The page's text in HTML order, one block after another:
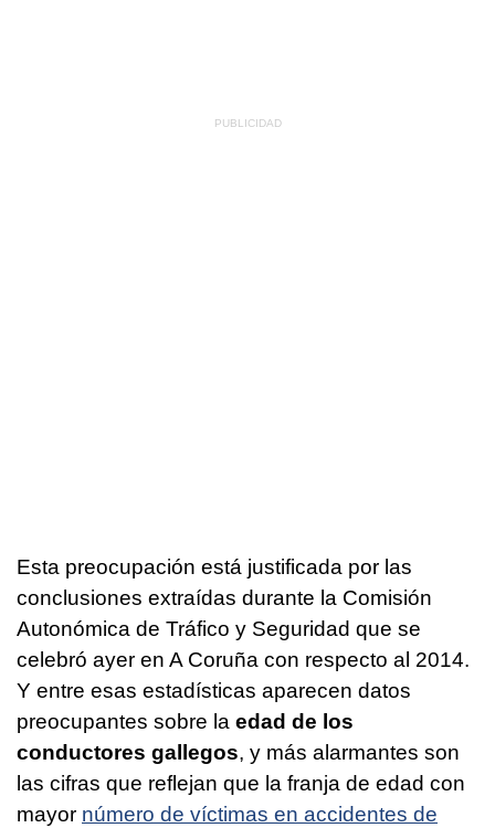
Esta preocupación está justificada por las
conclusiones extraídas durante la Comisión
Autonómica de Tráfico y Seguridad que se
celebró ayer en A Coruña con respecto al 2014.
Y entre esas estadísticas aparecen datos
preocupantes sobre la edad de los
conductores gallegos, y más alarmantes son
las cifras que reflejan que la franja de edad con
mayor número de víctimas en accidentes de